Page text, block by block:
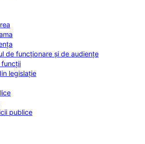
de funcționare și de audiențe
funcții
legislație
publice